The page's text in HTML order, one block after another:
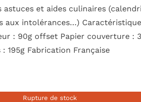
astuces et aides culinaires
aux intolérances…)
: 90g offset Papier couverture :
195g Fabrication Française
Rupture de stock